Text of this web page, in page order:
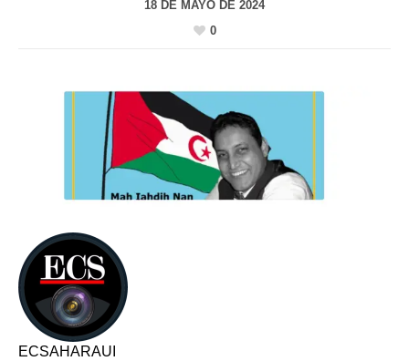
18 DE MAYO DE 2024
0
ECSAHARAUI